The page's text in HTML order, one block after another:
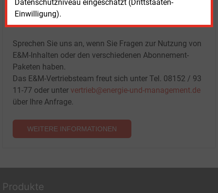
Datenschutzniveau eingeschätzt (Drittstaaten-
Einwilligung).
Haben Sie Interesse an Content oder
Mehrfachzugängen für Ihr Unternehmen?
Sprechen Sie uns an, wenn Sie Fragen zur Nutzung von
E&M-Inhalten oder den verschiedenen Abonnement-
Paketen haben.
Das E&M-Vertriebsteam freut sich unter Tel. 08152 / 93
11-77 oder unter vertrieb@energie-und-management.de
über Ihre Anfrage.
WEITERE INFORMATIONEN
Produkte